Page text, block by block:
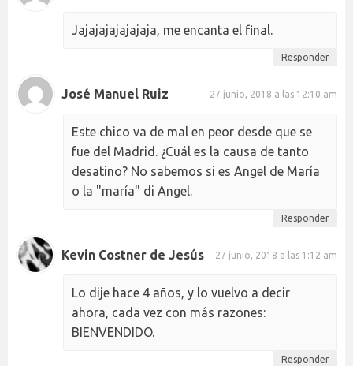
Jajajajajajajaja, me encanta el final.
Responder
José Manuel Ruiz 27 junio, 2018 a las 12:10 am
Este chico va de mal en peor desde que se
fue del Madrid. ¿Cuál es la causa de tanto
desatino? No sabemos si es Angel de María
o la "maría" di Angel.
Responder
Kevin Costner de Jesús 27 junio, 2018 a las 1:12 am
Lo dije hace 4 años, y lo vuelvo a decir
ahora, cada vez con más razones:
BIENVENDIDO.
Responder